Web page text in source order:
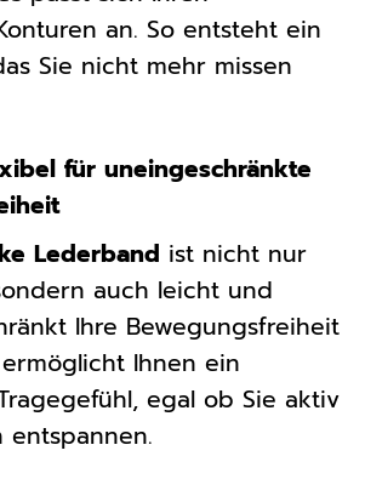
an. So entsteht ein
Sie nicht mehr missen
für uneingeschränkte
Lederband ist nicht nur
auch leicht und
Ihre Bewegungsfreiheit
Ihnen ein
egal ob Sie aktiv